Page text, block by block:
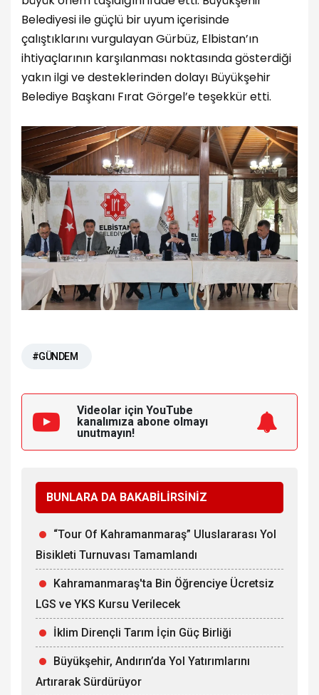
Belediyesi ile güçlü bir uyum içerisinde
çalıştıklarını vurgulayan Gürbüz, Elbistan’ın
ihtiyaçlarının karşılanması noktasında gösterdiği
yakın ilgi ve desteklerinden dolayı Büyükşehir
Belediye Başkanı Fırat Görgel’e teşekkür etti.
#GÜNDEM
Videolar için YouTube
kanalımıza abone olmayı
unutmayın!
BUNLARA DA BAKABİLİRSİNİZ
“Tour Of Kahramanmaraş” Uluslararası Yol
Bisikleti Turnuvası Tamamlandı
Kahramanmaraş'ta Bin Öğrenciye Ücretsiz
LGS ve YKS Kursu Verilecek
İklim Dirençli Tarım İçin Güç Birliği
Büyükşehir, Andırın’da Yol Yatırımlarını
Artırarak Sürdürüyor